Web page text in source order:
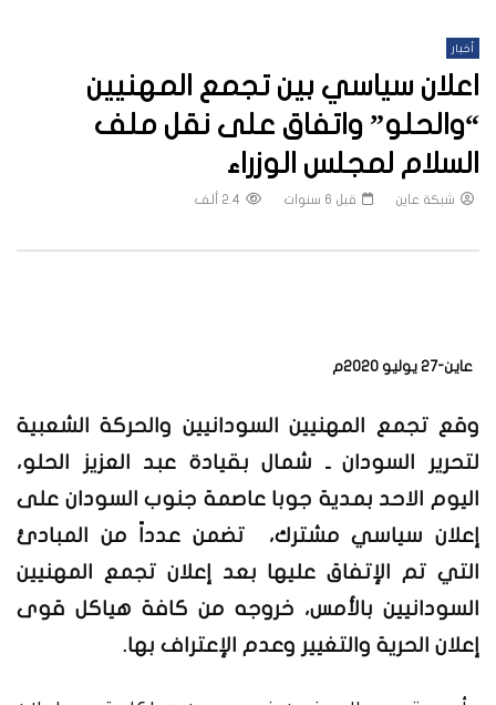
أخبار
اعلان سياسي بين تجمع المهنيين
“والحلو” واتفاق على نقل ملف
السلام لمجلس الوزراء
شبكة عاين قبل 6 سنوات 2.4 ألف
عاين-27 يوليو 2020م
وقع تجمع المهنيين السودانيين والحركة الشعبية
لتحرير السودان ـ شمال بقيادة عبد العزيز الحلو،
اليوم الاحد بمدية جوبا عاصمة جنوب السودان على
إعلان سياسي مشترك، تضمن عدداً من المبادئ
التي تم الإتفاق عليها بعد إعلان تجمع المهنيين
السودانيين بالأمس، خروجه من كافة هياكل قوى
إعلان الحرية والتغيير وعدم الإعتراف بها.